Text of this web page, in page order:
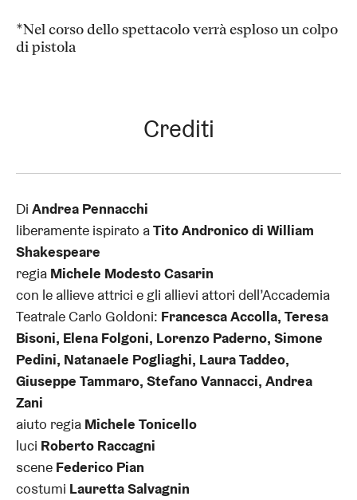
*Nel corso dello spettacolo verrà esploso un colpo
di pistola
Crediti
Di Andrea Pennacchi
liberamente ispirato aTito Andronico di William
Shakespeare
regia Michele Modesto Casarin
con le allieve attrici e gli allievi attori dell’Accademia
Teatrale Carlo Goldoni: Francesca Accolla, Teresa
Bisoni, Elena Folgoni, Lorenzo Paderno, Simone
Pedini, Natanaele Pogliaghi, Laura Taddeo,
Giuseppe Tammaro, Stefano Vannacci, Andrea
Zani
aiuto regia Michele Tonicello
luci Roberto Raccagni
scene Federico Pian
costumi Lauretta Salvagnin